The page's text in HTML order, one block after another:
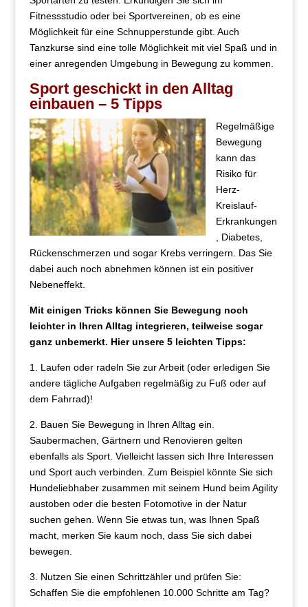
Fitnessstudio oder bei Sportvereinen, ob es eine
Möglichkeit für eine Schnupperstunde gibt. Auch
Tanzkurse sind eine tolle Möglichkeit mit viel Spaß und in
einer anregenden Umgebung in Bewegung zu kommen.
Sport geschickt in den Alltag
einbauen – 5 Tipps
Regelmäßige
Bewegung
kann das
Risiko für
Herz-
Kreislauf-
Erkrankungen
, Diabetes,
Rückenschmerzen und sogar Krebs verringern. Das Sie
dabei auch noch abnehmen können ist ein positiver
Nebeneffekt.
Mit einigen Tricks können Sie Bewegung noch
leichter in Ihren Alltag integrieren, teilweise sogar
ganz unbemerkt. Hier unsere 5 leichten Tipps:
1. Laufen oder radeln Sie zur Arbeit (oder erledigen Sie
andere tägliche Aufgaben regelmäßig zu Fuß oder auf
dem Fahrrad)!
2. Bauen Sie Bewegung in Ihren Alltag ein.
Saubermachen, Gärtnern und Renovieren gelten
ebenfalls als Sport. Vielleicht lassen sich Ihre Interessen
und Sport auch verbinden. Zum Beispiel könnte Sie sich
Hundeliebhaber zusammen mit seinem Hund beim Agility
austoben oder die besten Fotomotive in der Natur
suchen gehen. Wenn Sie etwas tun, was Ihnen Spaß
macht, merken Sie kaum noch, dass Sie sich dabei
bewegen.
3. Nutzen Sie einen Schrittzähler und prüfen Sie:
Schaffen Sie die empfohlenen 10.000 Schritte am Tag?